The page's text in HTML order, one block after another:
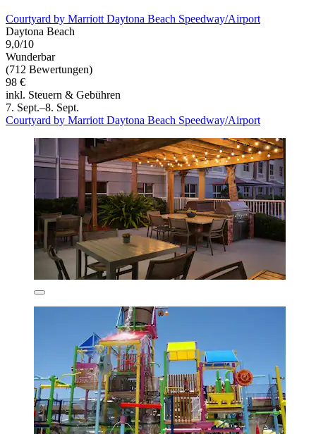
Courtyard by Marriott Daytona Beach Speedway/Airport
Daytona Beach
9,0/10
Wunderbar
(712 Bewertungen)
98 €
inkl. Steuern & Gebühren
7. Sept.–8. Sept.
Courtyard by Marriott Daytona Beach Speedway/Airport